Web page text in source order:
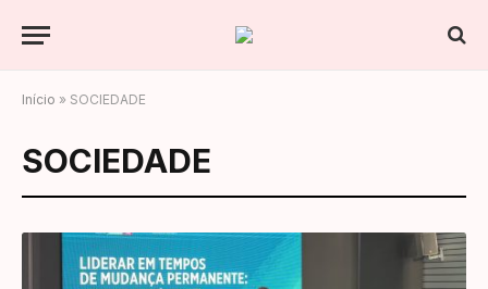
Início » SOCIEDADE
SOCIEDADE